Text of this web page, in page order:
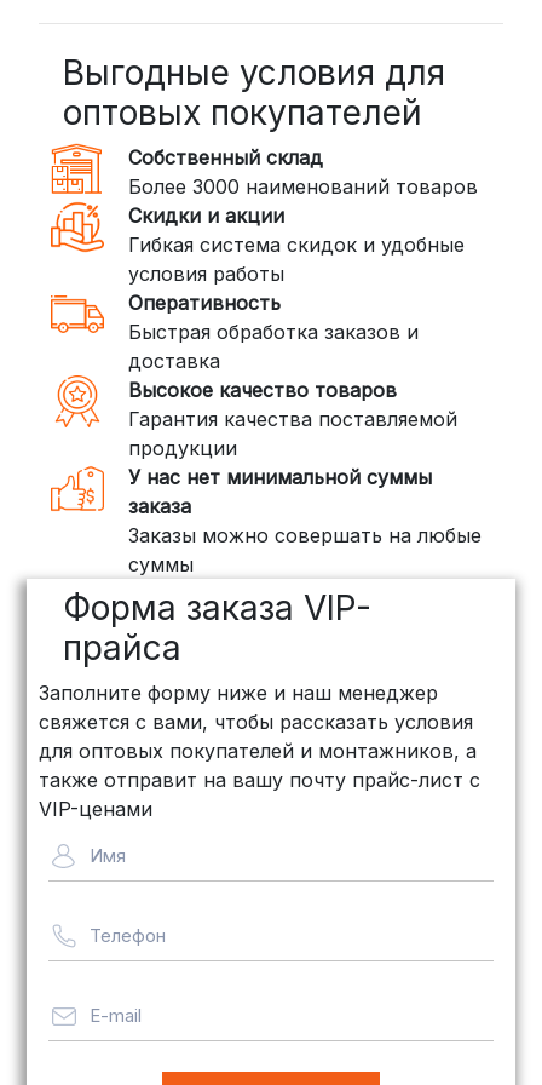
пунктов выдачи или курьером.
Сроки — от 2 дней, стоимость — от
350 рублей
DPD: Международная служба
доставки, которая работает и
внутри России. Сроки — от 2 дней,
стоимость — от 400 рублей
3. Доставка крупногабаритных грузов
(ПЭК, КИТ, Байкал Сервис)
Если ваш заказ включает большие или
тяжелые товары, мы рекомендуем
воспользоваться услугами компаний,
специализирующихся на доставке
грузов:
ПЭК: Сроки доставки — от 3 до 10
дней, стоимость рассчитывается
индивидуально (минимум
рублей
объемных заказов. Сроки — от 3
дней, стоимость — от500 рублей
Байкал Сервис: Идеально подходит
для крупногабаритных товаров.
рассчитывается индивидуально
Важно! Мы заботимся о том, чтобы
целости и сохранности, независимо
от их размера.
Выгодные условия для
оптовых покупателей
Собственный склад
Более 3000 наименований товаров
Скидки и акции
Гибкая система скидок и удобные
условия работы
Оперативность
Быстрая обработка заказов и
доставка
Высокое качество товаров
Гарантия качества поставляемой
продукции
У нас нет минимальной суммы
заказа
Заказы можно совершать на любые
суммы
Форма заказа VIP-
прайса
Заполните форму ниже и наш менеджер
свяжется с вами, чтобы рассказать условия
для оптовых покупателей и монтажников, а
также отправит на вашу почту прайс-лист с
VIP-ценами
Имя
Телефон
E-mail